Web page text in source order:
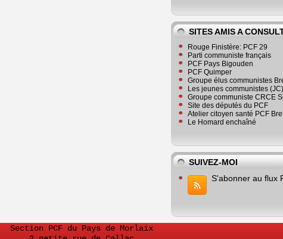
SITES AMIS A
Rouge Finistère: PCF 29
Parti communiste français
PCF Pays Bigouden
PCF Quimper
Groupe élus communistes
Les jeunes communistes (JC)
Groupe communiste CRCE
Site des députés du PCF
Atelier citoyen santé PCF
Le Homard enchaîné
SUIVEZ-MOI
S'abonner au flux
Section PCF du Pays de Morlaix